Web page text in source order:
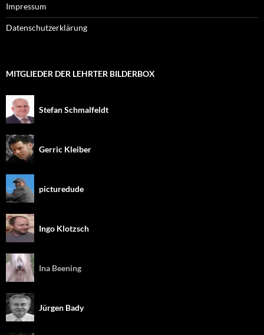
Impressum
Datenschutzerklärung
MITGLIEDER DER LEHRTER BILDERBOX
Stefan Schmalfeldt
Gerric Kleiber
picturedude
Ingo Klotzsch
Ina Beening
Jürgen Bady